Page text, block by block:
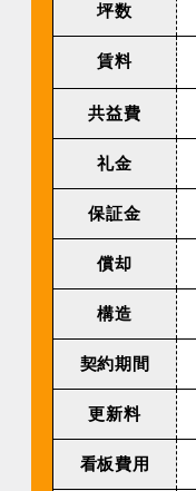
坪数
賃料
共益費
礼金
保証金
償却
構造
契約期間
更新料
看板費用